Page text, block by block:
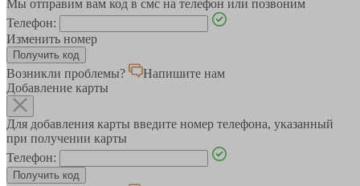
Мы отправим вам код в смс на телефон или позвоним
Телефон:
Изменить номер
Возникли проблемы?
Напишите нам
Добавление карты
Для добавления карты введите номер телефона, указанный
при получении карты
Телефон: